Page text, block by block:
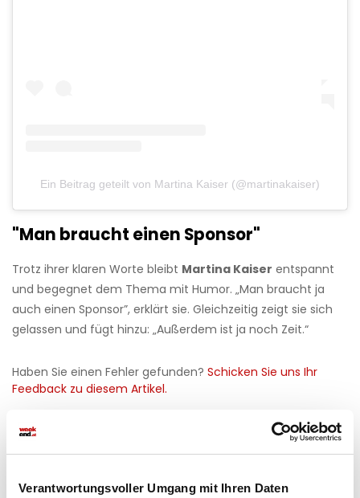
Verantwortungsvoller Umgang mit Ihren Daten
Ein Beitrag geteilt von Martina Kaiser (@martinakaiser)
"Man braucht einen Sponsor"
Trotz ihrer klaren Worte bleibt Martina Kaiser entspannt
und begegnet dem Thema mit Humor. „Man braucht ja
auch einen Sponsor”, erklärt sie. Gleichzeitig zeigt sie sich
gelassen und fügt hinzu: „Außerdem ist ja noch Zeit.“
Haben Sie einen Fehler gefunden? Schicken Sie uns Ihr
Feedback zu diesem Artikel.
teilen